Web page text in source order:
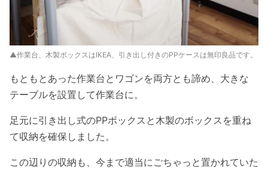
▲作業台、木製ボックスはIKEA、引き出し付きのPPケースは無印良品です。
もともとあった作業台とワゴンを両方とも諦め、大きな
テーブルを設置して作業台に。
足元に引き出し式のPPボックスと木製のボックスを重ね
て収納を確保しました。
この辺りの収納も、今まで適当にごちゃっと置かれていた